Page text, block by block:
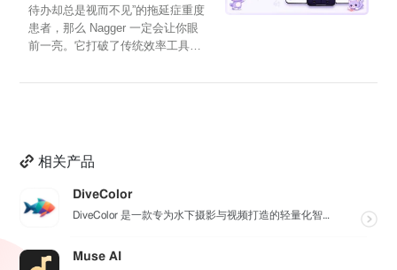
待办却总是视而不见”的拖延症重度
患者，那么 Nagger 一定会让你眼
前一亮。它打破了传统效率工具冰
相关产品
DiveColor
DiveColor 是一款专为水下摄影与视频打造的轻量化智能色彩修复工具，APP支持批量编辑，无需联...
Muse AI